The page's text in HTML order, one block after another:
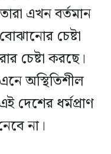
এখন বর্তমান
চেষ্টা
চেষ্টা করছে।
অস্থিতিশীল
দেশের ধর্মপ্রাণ
না।